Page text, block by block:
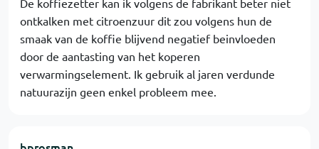
De koffiezetter kan ik volgens de fabrikant beter niet
ontkalken met citroenzuur dit zou volgens hun de
smaak van de koffie blijvend negatief beinvloeden
door de aantasting van het koperen
verwarmingselement. Ik gebruik al jaren verdunde
natuurazijn geen enkel probleem mee.